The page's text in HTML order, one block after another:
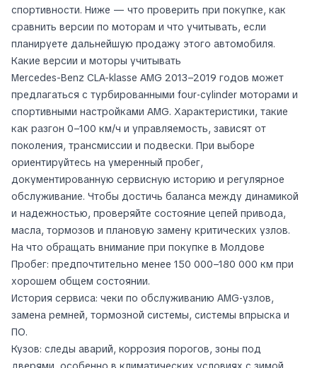
спортивности. Ниже — что проверить при покупке, как
сравнить версии по моторам и что учитывать, если
планируете дальнейшую продажу этого автомобиля.
Какие версии и моторы учитывать
Mercedes-Benz CLA-klasse AMG 2013–2019 годов может
предлагаться с турбированными four‑cylinder моторами и
спортивными настройками AMG. Характеристики, такие
как разгон 0–100 км/ч и управляемость, зависят от
поколения, трансмиссии и подвески. При выборе
ориентируйтесь на умеренный пробег,
документированную сервисную историю и регулярное
обслуживание. Чтобы достичь баланса между динамикой
и надежностью, проверяйте состояние цепей привода,
масла, тормозов и плановую замену критических узлов.
На что обращать внимание при покупке в Молдове
Пробег: предпочтительно менее 150 000–180 000 км при
хорошем общем состоянии.
История сервиса: чеки по обслуживанию AMG‑узлов,
замена ремней, тормозной системы, системы впрыска и
ПО.
Кузов: следы аварий, коррозия порогов, зоны под